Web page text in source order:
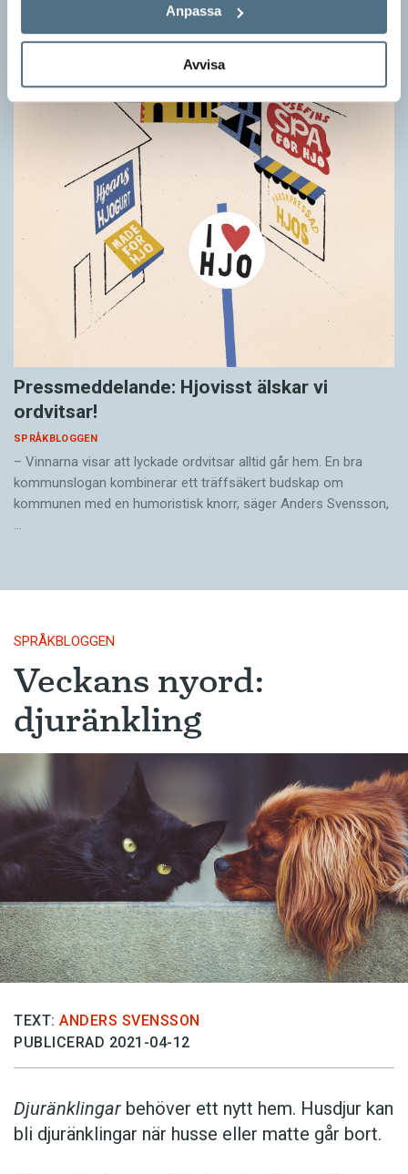
Anpassa
Avvisa
Pressmeddelande: Hjovisst älskar vi
ordvitsar!
SPRÅKBLOGGEN
– Vinnarna visar att lyckade ordvitsar alltid går hem. En bra
kommunslogan kombinerar ett träffsäkert budskap om
kommunen med en humoristisk knorr, säger Anders Svensson,
…
SPRÅKBLOGGEN
Veckans nyord:
djuränkling
TEXT: ANDERS SVENSSON
PUBLICERAD 2021-04-12
Djuränklingar behöver ett nytt hem. Husdjur kan
bli djuränklingar när husse eller matte går bort.